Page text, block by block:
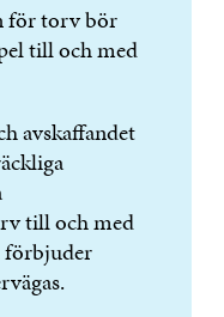
för torv bör
till och med
avskaffandet
till och med
förbjuder